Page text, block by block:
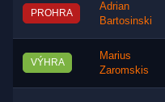
PROHRA
Adrian
Bartosinski
VÝHRA
Marius
Zaromskis